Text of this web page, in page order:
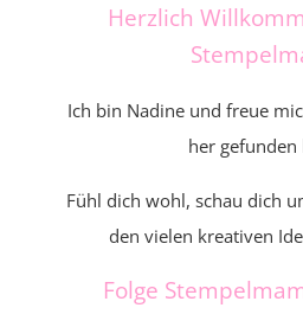
Herzlich
Ich bin Nadine und freue
her gefunden
Fühl dich wohl, schau dich
den vielen kreativen
Folge